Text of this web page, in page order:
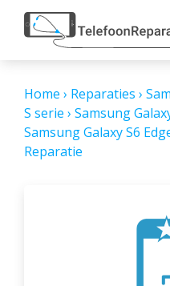
Home › Reparaties ›
S serie › Samsung
Samsung Galaxy S6
Reparatie